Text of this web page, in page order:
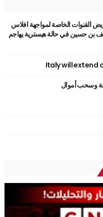
القنوات الخاصة لمواجهة افلاس
بن حسين في حالة هيسترية يهاجم
Italy will extend
وسحب أموال